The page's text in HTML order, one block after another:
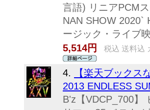
言語) リニアPCM
NAN SHOW 2020`
ージック・ライブ
5,514円
税込 送料込
4.
【楽天ブック
2013 ENDLESS
B'z【VDCP_700】